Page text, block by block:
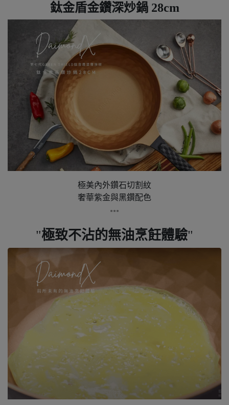
鈦金盾金鑽深炒鍋 28cm
極美內外鑽石切割紋
奢華紫金與黑鑽配色
●●●
極致不沾的無油烹飪體驗